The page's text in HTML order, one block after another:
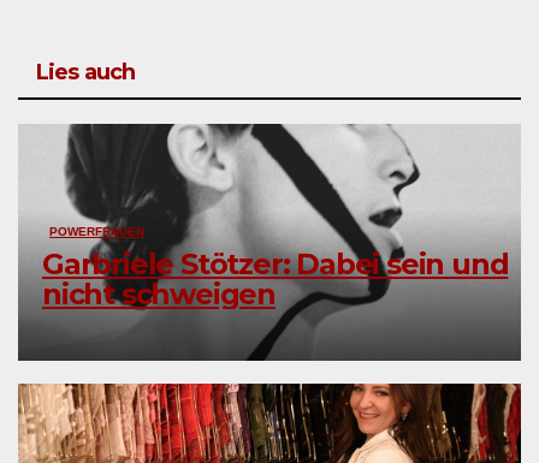
Lies auch
POWERFRAUEN
Garbriele Stötzer: Dabei sein und
nicht schweigen